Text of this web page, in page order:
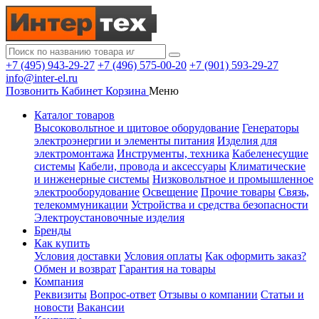
+7 (495) 943-29-27 +7 (496) 575-00-20 +7 (901) 593-29-27
info@inter-el.ru
Позвонить Кабинет Корзина Меню
Каталог товаров
Высоковольтное и щитовое оборудование Генераторы
электроэнергии и элементы питания Изделия для
электромонтажа Инструменты, техника Кабеленесущие
системы Кабели, провода и аксессуары Климатические
и инженерные системы Низковольтное и промышленное
электрооборудование Освещение Прочие товары Связь,
телекоммуникации Устройства и средства безопасности
Электроустановочные изделия
Бренды
Как купить
Условия доставки Условия оплаты Как оформить заказ?
Обмен и возврат Гарантия на товары
Компания
Реквизиты Вопрос-ответ Отзывы о компании Статьи и
новости Вакансии